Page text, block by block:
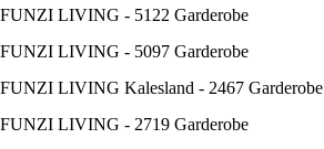
FUNZI LIVING - 5122 Garderobe
FUNZI LIVING - 5097 Garderobe
FUNZI LIVING Kalesland - 2467 Garderobe
FUNZI LIVING - 2719 Garderobe